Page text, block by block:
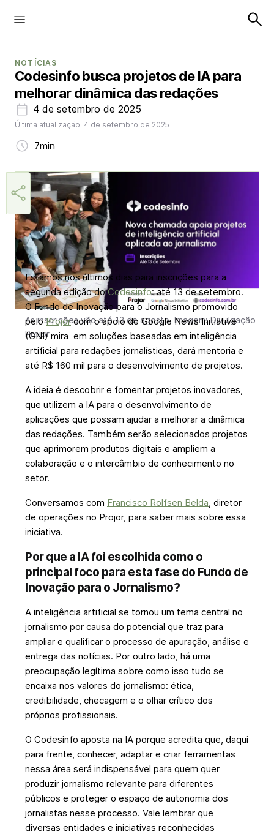
NOTÍCIAS
Codesinfo busca projetos de IA para
melhorar dinâmica das redações
4 de setembro de 2025
Última atualização: 4 de setembro de 2025
7min
As inscrições vão até 13 de agosto. Imagem: Divulgação
Projor
Márcia Miranda
Estamos nos últimos dias para inscrições para a
segunda edição doCodesinfo: até 13 de setembro.
O Fundo de Inovação para o Jornalismo promovido
peloProjorcom o apoio do Google News Initiative
(GNI) mira em soluções baseadas em inteligência
artificial para redações jornalísticas, dará mentoria e
até R$ 160 mil para o desenvolvimento de projetos.
A ideia é descobrir e fomentar projetos inovadores,
que utilizem a IA para o desenvolvimento de
aplicações que possam ajudar a melhorar a dinâmica
das redações. Também serão selecionados projetos
que aprimorem produtos digitais e ampliem a
colaboração e o intercâmbio de conhecimento no
setor.
Conversamos com Francisco Rolfsen Belda, diretor
de operações no Projor, para saber mais sobre essa
iniciativa.
Por que a IA foi escolhida como o
principal foco para esta fase do Fundo de
Inovação para o Jornalismo?
A inteligência artificial se tornou um tema central no
jornalismo por causa do potencial que traz para
ampliar e qualificar o processo de apuração, análise e
entrega das notícias. Por outro lado, há uma
preocupação legítima sobre como isso tudo se
encaixa nos valores do jornalismo: ética,
credibilidade, checagem e o olhar crítico dos
próprios profissionais.
O Codesinfo aposta na IA porque acredita que, daqui
para frente, conhecer, adaptar e criar ferramentas
nessa área será indispensável para quem quer
produzir jornalismo relevante para diferentes
públicos e proteger o espaço de autonomia dos
jornalistas nesse processo. Vale lembrar que
diversas entidades e iniciativas reconhecidas